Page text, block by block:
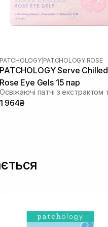
PATCHOLOGY| PATCHOLOGY ROSE
PATCHOLOGY Serve Chilled
Rose Eye Gels 15 пар
1 964₴